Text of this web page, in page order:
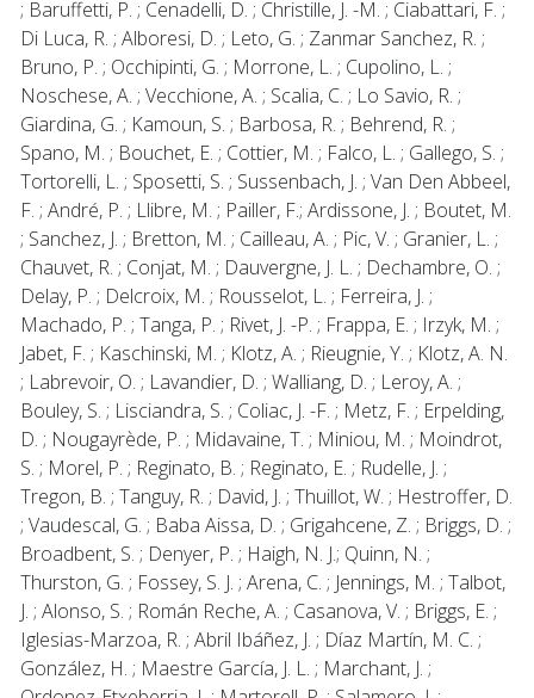
; Baruffetti, P. ; Cenadelli, D. ; Christille, J. -M. ; Ciabattari, F. ;
Di Luca, R. ; Alboresi, D. ; Leto, G. ; Zanmar Sanchez, R. ;
Bruno, P. ; Occhipinti, G. ; Morrone, L. ; Cupolino, L. ;
Noschese, A. ; Vecchione, A. ; Scalia, C. ; Lo Savio, R. ;
Giardina, G. ; Kamoun, S. ; Barbosa, R. ; Behrend, R. ;
Spano, M. ; Bouchet, E. ; Cottier, M. ; Falco, L. ; Gallego, S. ;
Tortorelli, L. ; Sposetti, S. ; Sussenbach, J. ; Van Den Abbeel,
F. ; André, P. ; Llibre, M. ; Pailler, F.; Ardissone, J. ; Boutet, M.
; Sanchez, J. ; Bretton, M. ; Cailleau, A. ; Pic, V. ; Granier, L. ;
Chauvet, R. ; Conjat, M. ; Dauvergne, J. L. ; Dechambre, O. ;
Delay, P. ; Delcroix, M. ; Rousselot, L. ; Ferreira, J. ;
Machado, P. ; Tanga, P. ; Rivet, J. -P. ; Frappa, E. ; Irzyk, M. ;
Jabet, F. ; Kaschinski, M. ; Klotz, A. ; Rieugnie, Y. ; Klotz, A. N.
; Labrevoir, O. ; Lavandier, D. ; Walliang, D. ; Leroy, A. ;
Bouley, S. ; Lisciandra, S. ; Coliac, J. -F. ; Metz, F. ; Erpelding,
D. ; Nougayrède, P. ; Midavaine, T. ; Miniou, M. ; Moindrot,
S. ; Morel, P. ; Reginato, B. ; Reginato, E. ; Rudelle, J. ;
Tregon, B. ; Tanguy, R. ; David, J. ; Thuillot, W. ; Hestroffer, D.
; Vaudescal, G. ; Baba Aissa, D. ; Grigahcene, Z. ; Briggs, D. ;
Broadbent, S. ; Denyer, P. ; Haigh, N. J.; Quinn, N. ;
Thurston, G. ; Fossey, S. J. ; Arena, C. ; Jennings, M. ; Talbot,
J. ; Alonso, S. ; Román Reche, A. ; Casanova, V. ; Briggs, E. ;
Iglesias-Marzoa, R. ; Abril Ibáñez, J. ; Díaz Martín, M. C. ;
González, H. ; Maestre García, J. L. ; Marchant, J. ;